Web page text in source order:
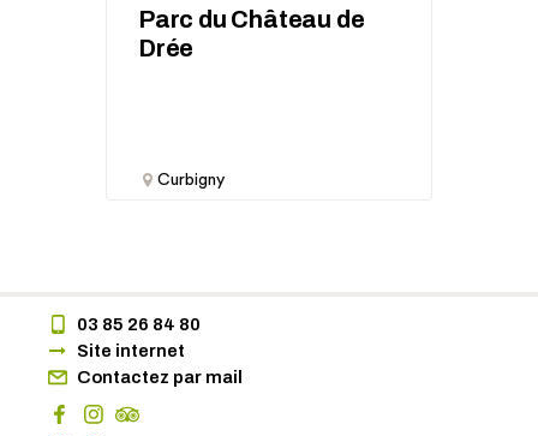
Parc du Château de
Drée
Curbigny
03 85 26 84 80
Site internet
Contactez par mail